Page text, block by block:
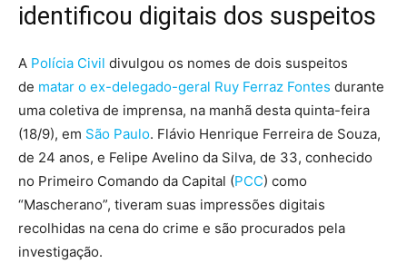
identificou digitais dos suspeitos
A Polícia Civil divulgou os nomes de dois suspeitos
de matar o ex-delegado-geral Ruy Ferraz Fontes durante
uma coletiva de imprensa, na manhã desta quinta-feira
(18/9), em São Paulo. Flávio Henrique Ferreira de Souza,
de 24 anos, e Felipe Avelino da Silva, de 33, conhecido
no Primeiro Comando da Capital (PCC) como
“Mascherano”, tiveram suas impressões digitais
recolhidas na cena do crime e são procurados pela
investigação.